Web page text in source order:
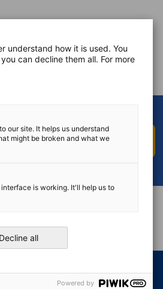
ZUM INFO HUB
understand how it is used. You
can decline them all. For more
our site. It helps us understand
might be broken and what we
is working. It'll help us to
Decline all
Powered by